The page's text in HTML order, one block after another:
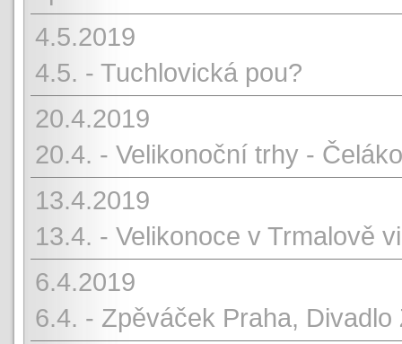
4.5.2019
4.5. - Tuchlovická pou?
20.4.2019
20.4. - Velikonoční trhy -
13.4.2019
13.4. - Velikonoce v Trmalově
6.4.2019
6.4. - Zpěváček Praha, Divadlo